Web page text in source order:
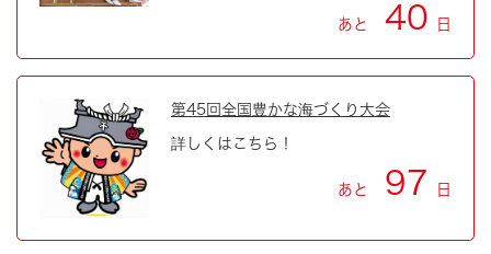
あと 40 日
第45回全国豊かな海づくり大会
詳しくはこちら！
あと 97 日